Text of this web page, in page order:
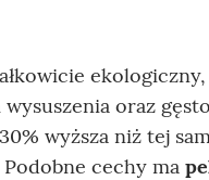
ekologiczny,
oraz
wyższa niż tej
cechy ma